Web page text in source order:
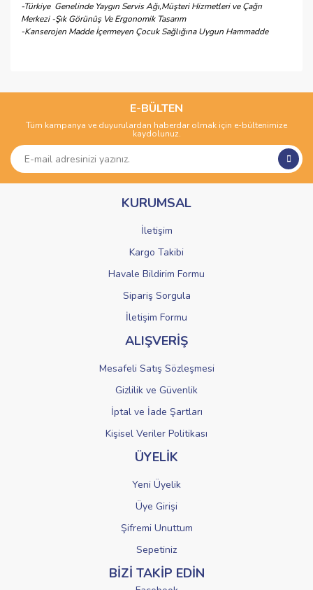
-Türkiye Genelinde Yaygın Servis Ağı,Müşteri Hizmetleri ve Çağrı
Merkezi -Şık Görünüş Ve Ergonomik Tasarım
-Kanserojen Madde İçermeyen Çocuk Sağlığına Uygun Hammadde
Yorum Yaz
kullanarak tarafımıza iletebilirsiniz.
Görüş ve önerileriniz için teşekkür ederiz.
Ürün açıklamasında eksik bilgiler bulunuyor.
Ürün bilgilerinde hatalar bulunuyor.
Ürün fiyatı diğer sitelerden daha pahalı.
Gönder
E-BÜLTEN
Tüm kampanya ve duyurulardan haberdar olmak için e-bültenimize
kaydolunuz.
KURUMSAL
İletişim
Kargo Takibi
Havale Bildirim Formu
Sipariş Sorgula
İletişim Formu
ALIŞVERİŞ
Mesafeli Satış Sözleşmesi
Gizlilik ve Güvenlik
İptal ve İade Şartları
Kişisel Veriler Politikası
ÜYELİK
Yeni Üyelik
Üye Girişi
Şifremi Unuttum
Sepetiniz
BİZİ TAKİP EDİN